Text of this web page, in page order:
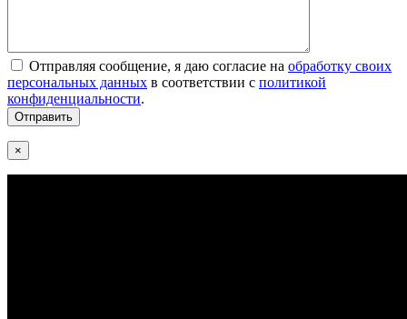
Отправляя сообщение, я даю согласие на обработку своих
персональных данных в соответствии с политикой
конфиденциальности.
×